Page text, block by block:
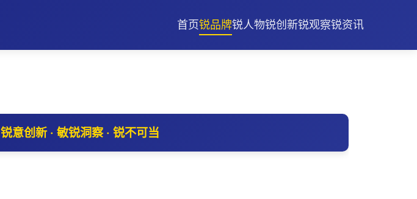
首页锐品牌锐人物锐创新锐观察锐资讯
锐意创新 · 敏锐洞察 · 锐不可当